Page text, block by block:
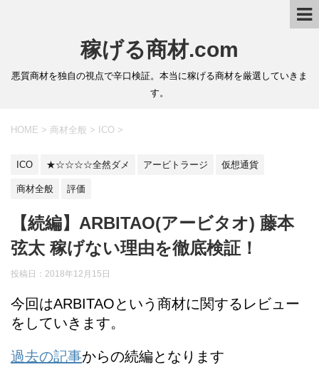
稼げる商材.com
悪質商材を独自の視点で辛口検証。本当に稼げる商材を厳選していきま
す。
HOME > 商材全般 > ICO >
ICO ★☆☆☆☆全然ダメ アービトラージ 仮想通貨
商材全般 評価
【続編】ARBITAO(アービタオ) 藤本
弦太 稼げない理由を徹底検証！
投稿日：2018年12月15日
今回はARBITAOという商材に関するレビュー
をしていきます。
過去の記事からの続編となります